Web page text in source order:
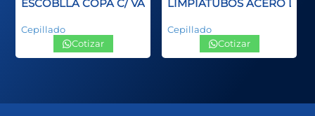
PLASTCO SPID INOX
ESCOBLLA COPA C/ VASTAGO
Cepillado
Cotizar
LIMPIATUBOS ACERO
Cepillado
Cotizar